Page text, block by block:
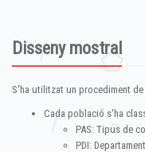
Disseny mostral
S'ha utilitzat un procediment
Cada població s'ha
PAS: Tipus de
PDI: